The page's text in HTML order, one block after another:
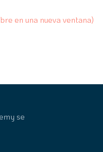
en una nueva ventana)
se